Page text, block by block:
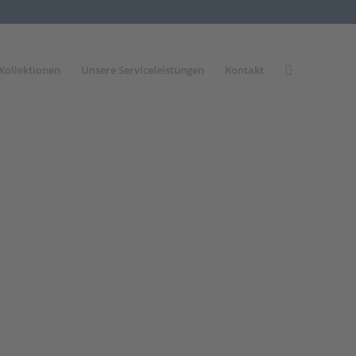
Unsere Serviceleistungen Kontakt